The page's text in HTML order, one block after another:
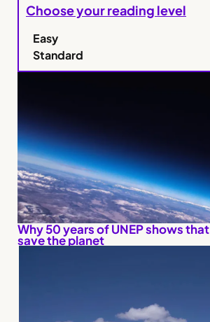
Choose your reading level
Easy
Standard
Why 50 years of UNEP shows
save the planet